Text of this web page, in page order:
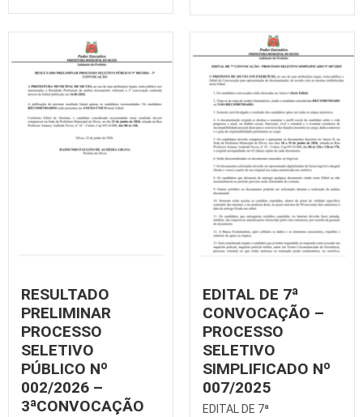
RESULTADO
PRELIMINAR
PROCESSO
SELETIVO
PÚBLICO Nº
002/2026 –
3ªCONVOCAÇÃO
EDITAL DE 7ª
CONVOCAÇÃO –
PROCESSO
SELETIVO
SIMPLIFICADO Nº
007/2025
EDITAL DE 7ª